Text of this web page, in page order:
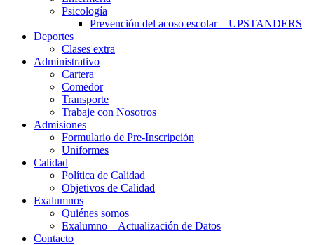
Psicología
Prevención del acoso escolar – UPSTANDERS
Deportes
Clases extra
Administrativo
Cartera
Comedor
Transporte
Trabaje con Nosotros
Admisiones
Formulario de Pre-Inscripción
Uniformes
Calidad
Política de Calidad
Objetivos de Calidad
Exalumnos
Quiénes somos
Exalumno – Actualización de Datos
Contacto